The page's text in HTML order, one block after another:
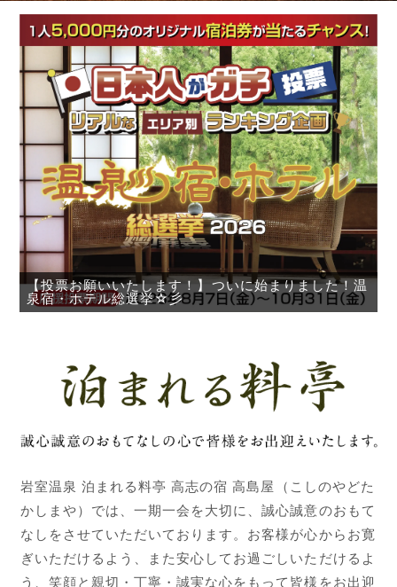
【投票お願いいたします！】ついに始まりました！温
泉宿・ホテル総選挙☆彡
岩室温泉 泊まれる料亭 高志の宿 高島屋（こしのやどた
かしまや）では、一期一会を大切に、誠心誠意のおもて
なしをさせていただいております。お客様が心からお寛
ぎいただけるよう、また安心してお過ごしいただけるよ
う、笑顔と親切・丁寧・誠実な心をもって皆様をお出迎